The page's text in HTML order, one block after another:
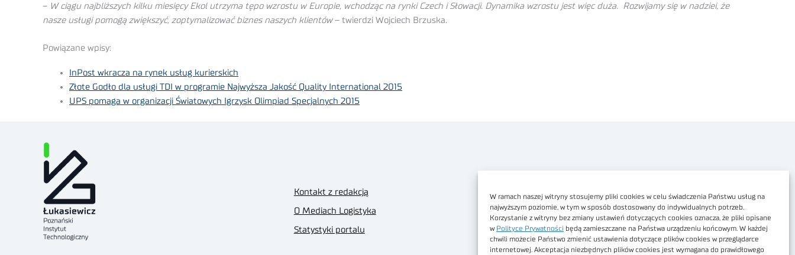
W ramach naszej witryny stosujemy pliki cookies w celu świadczenia Państwu usług na
najwyższym poziomie, w tym w sposób dostosowany do indywidualnych potrzeb.
Korzystanie z witryny bez zmiany ustawień dotyczących cookies oznacza, że pliki opisane
w Polityce Prywatności będą zamieszczane na Państwa urządzeniu końcowym. W każdej
chwili możecie Państwo zmienić ustawienia dotyczące plików cookies w przeglądarce
internetowej. Akceptacja niezbędnych plików cookies jest wymagana do prawidłowego
– W ciągu najbliższych kilku miesięcy Ekol utrzyma tępo wzrostu w Europie, wchodząc na rynki Czech i Słowacji. Dynamika wzrostu jest więc duża. Rozwijamy się w nadziei, że
nasze usługi pomogą zwiększyć, zoptymalizować biznes naszych klientów– twierdzi Wojciech Brzuska.
Powiązane wpisy:
InPost wkracza na rynek usług kurierskich
Złote Godło dla usługi TDI w programie Najwyższa Jakość Quality International 2015
UPS pomaga w organizacji Światowych Igrzysk Olimpiad Specjalnych 2015
Kontakt z redakcją
O Mediach Logistyka
Statystyki portalu
Dostępność cyfrowa
Regulamin Portalu
Regulamin sklepu